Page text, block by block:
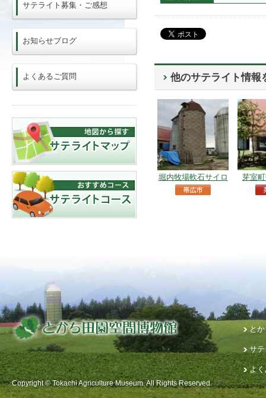
他のサテライト情報
堀内牧場軟石サイロ 芽室
サテライト募集・ご感想
お知らせブログ
よくあるご質問
と
サ
よ
Copyright © Tokachi Agriculture Museum. All Rights Reserved.